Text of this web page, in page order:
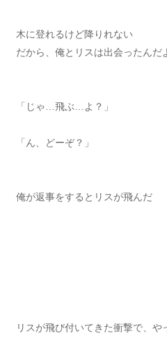
木に登れるけど降りれない
だから、俺とリスは出会ったんだ
「じゃ…飛ぶ…よ？」
「ん、どーぞ？」
俺が返事をするとリスが飛んだ
リスが飛び付いてきた衝撃で、や